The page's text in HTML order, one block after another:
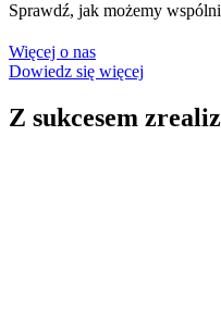
Sprawdź, jak możemy
Więcej o nas
Dowiedz się więcej
Z sukcesem